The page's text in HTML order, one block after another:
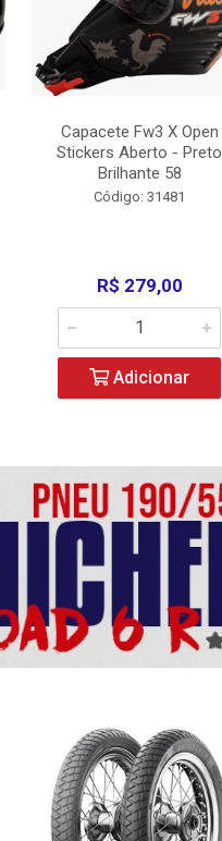
Capacete Fw3 X Open
Stickers Aberto - Preto
Brilhante 58
Código: 31481
R$ 279,00
Adicionar